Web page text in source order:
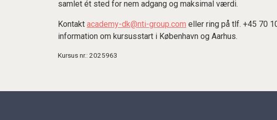
samlet ét sted for nem adgang og maksimal værdi.
Kontakt academy-dk@nti-group.com eller ring på tlf. +45 70
information om kursusstart i København og Aarhus.
Kursus nr.: 2025963